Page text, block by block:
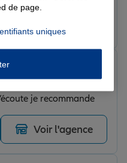
je recommande
Voir l'agence
de page.
uniques